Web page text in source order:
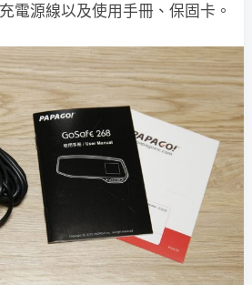
電源線以及使用手冊、保固卡。